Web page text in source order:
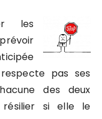
les
pas ses
des deux
si elle le